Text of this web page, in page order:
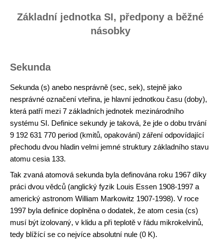
Základní jednotka SI, předpony a běžné
násobky
Sekunda
Sekunda (s) anebo nesprávně (sec, sek), stejně jako
nesprávné označení vteřina, je hlavní jednotkou času (doby),
která patří mezi 7 základních jednotek mezinárodního
systému SI. Definice sekundy je taková, že jde o dobu trvání
9 192 631 770 period (kmitů, opakování) záření odpovídající
přechodu dvou hladin velmi jemné struktury základního stavu
atomu cesia 133.
Tak zvaná atomová sekunda byla definována roku 1967 díky
práci dvou vědců (anglický fyzik Louis Essen 1908-1997 a
americký astronom William Markowitz 1907-1998). V roce
1997 byla definice doplněna o dodatek, že atom cesia (cs)
musí být izolovaný, v klidu a při teplotě v řádu mikrokelvinů,
tedy blížící se co nejvíce absolutní nule (0 K).